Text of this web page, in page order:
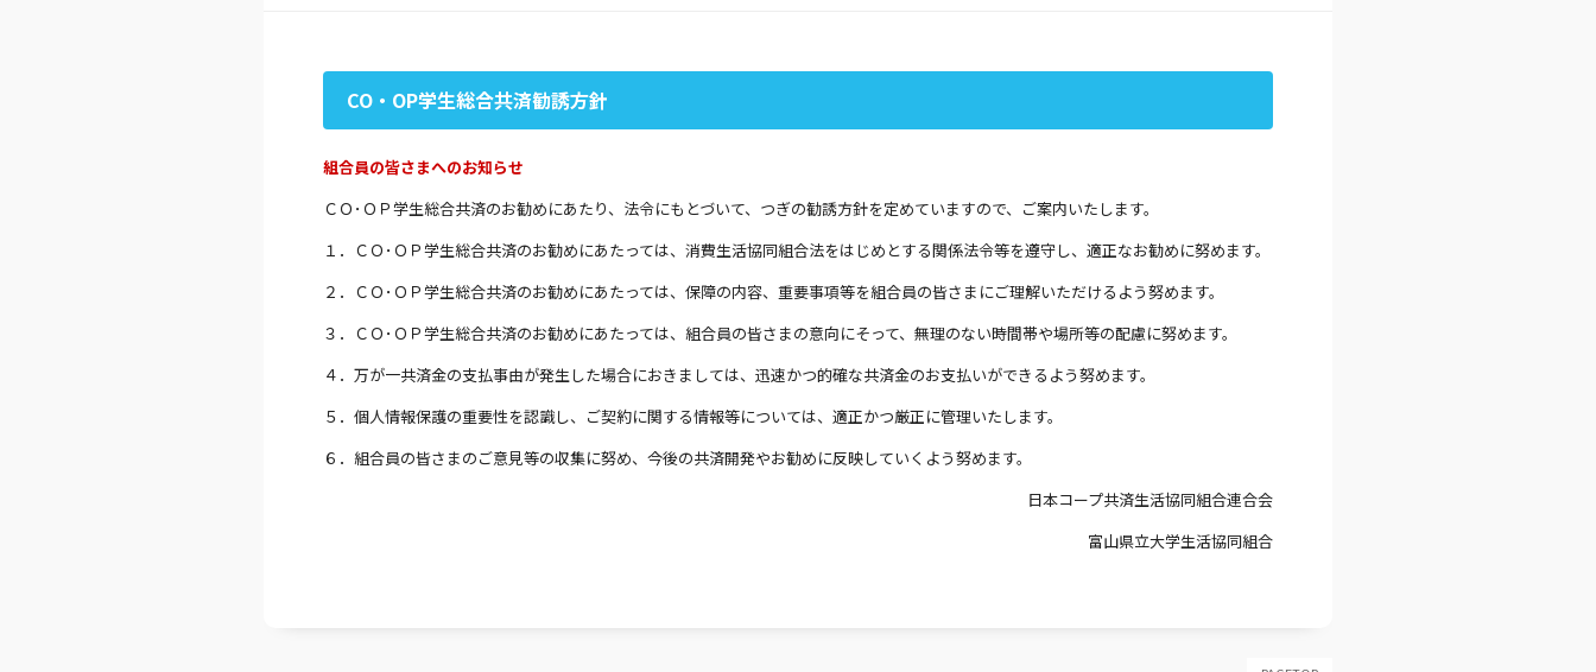
CO・OP学生総合共済勧誘方針
組合員の皆さまへのお知らせ
ＣＯ･ＯＰ学生総合共済のお勧めにあたり、法令にもとづいて、つぎの勧誘方針を定めていますので、ご案内いたします。
１．ＣＯ･ＯＰ学生総合共済のお勧めにあたっては、消費生活協同組合法をはじめとする関係法令等を遵守し、適正なお勧めに努めます。
２．ＣＯ･ＯＰ学生総合共済のお勧めにあたっては、保障の内容、重要事項等を組合員の皆さまにご理解いただけるよう努めます。
３．ＣＯ･ＯＰ学生総合共済のお勧めにあたっては、組合員の皆さまの意向にそって、無理のない時間帯や場所等の配慮に努めます。
４．万が一共済金の支払事由が発生した場合におきましては、迅速かつ的確な共済金のお支払いができるよう努めます。
５．個人情報保護の重要性を認識し、ご契約に関する情報等については、適正かつ厳正に管理いたします。
６．組合員の皆さまのご意見等の収集に努め、今後の共済開発やお勧めに反映していくよう努めます。
日本コープ共済生活協同組合連合会
富山県立大学生活協同組合